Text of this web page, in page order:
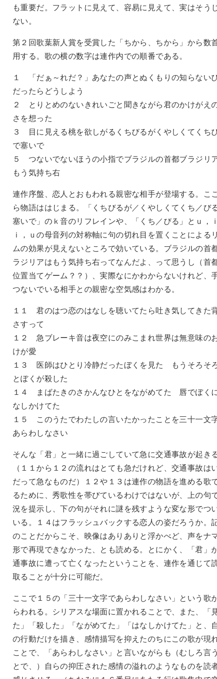
も重要だ。フラットに見えて、容易に見えて、実はそう
ない。
第２回歌葉新人賞を受賞した「ちから、ちから」から数
用する。歌の横の数字は連作内での順番である。
１ 「だぁ～れだ？」あなたの声とぬくもりの知らない
だったらどうしよう
２ とりとめのないきれいごと聞きながら君のかけがえ
さを想った
３ 目に見える桃を欲しがるくちびるがくやしくてくち
で塞いで
５ つないでないほうの小指でブラジルの首都ブラジリ
もう気持ち右
連作序盤、恋人とおもわれる親密な相手が登場する。こ
ら物語ははじまる。「くちびるが／くやしくてくち／び
塞いで」のｋ音のリフレインや、「くち／びる」とｕ，
ｉ，ｕの母音列の対称軸に句の切れ目を置くことによる
ムの効果が見えないところで効いている。ブラジルの首
ラジリアはもう気持ち右ってなんだよ、って思うし（首
位置当てゲーム？？）、実際なにかわからないけれど、
つないでいる相手との親密な空気感はわかる。
１１ 君のはつ恋のはなしを聴いてたら吐き気してきた
さすって
１２ 急ブレーキ音は夜空にのみこまれ世界は無意味の
けが愛
１３ 医師はひとり冷静だったぼくを見た もうそろそ
とぼくが殺した
１４ まばたきのさかんなひとをながめてた 唇でぼく
なしかけてた
１５ このうたでわたしの言いたかったことを三十一文
あらわしなさい
そんな「君」と一緒に過ごしていて急に交通事故が起き
（１１から１２の流れはとても急だけれど、交通事故は
だって急なものだ）１２や１３は連作の物語を進める歌
るために、秀歌性を帯びているわけではないが、上の句
況を提示し、下の句がそれに謎を残すような変な形でつ
いる。１４はフラッシュバックする恋人の姿だろうか。
のことだからこそ、映像はありありと浮かべど、声をナ
形で再現できなかった、とも読める。とにかく、「君」
通事故に遭って亡くなったということを、連作を通じて
取ることが十分に可能だ。
ここで１５の「三十一文字であらわしなさい」という歌
らわれる。シリアスな場面に置かれることで、また、「
た」「殺した」「ながめてた」「はなしかけてた」と、
の行動だけを描き、感情描写を抑えたのちにこの歌が現
ことで、「あらわしなさい」と言いながらも（むしろ言
とで、）自らの抑圧された感情の溢れのようなものを読